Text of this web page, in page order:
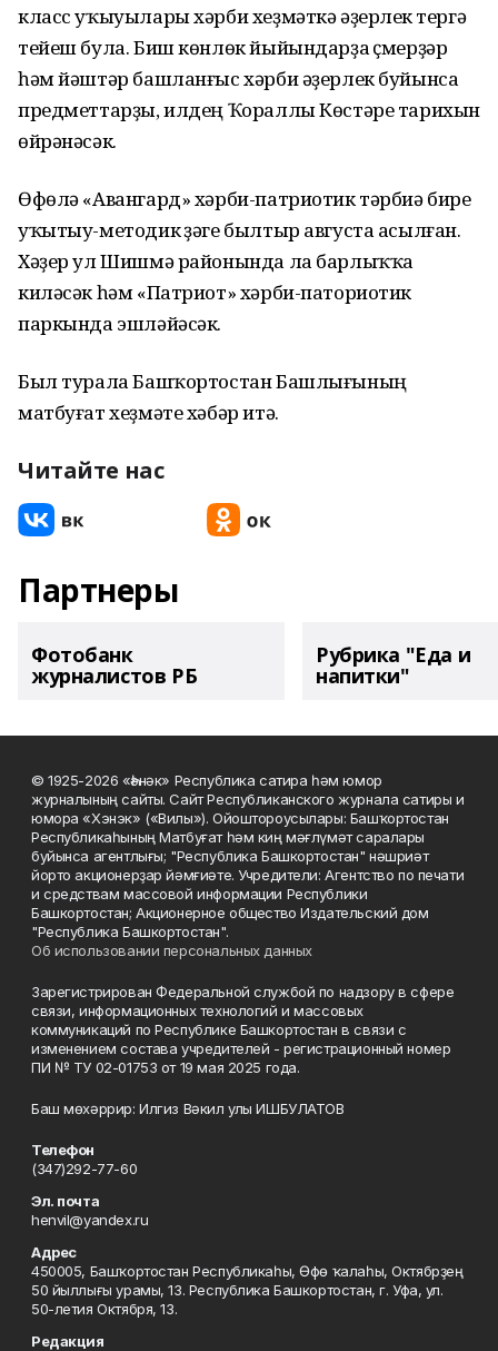
класс уҡыуылары хәрби хеҙмәткә әҙерлек үтергә
тейеш була. Биш көнлөк йыйындарҙа үҫмерҙәр
һәм йәштәр башланғыс хәрби әҙерлек буйынса
предметтарҙы, илдең Ҡораллы Көстәре тарихын
өйрәнәсәк.
Өфөлә «Авангард» хәрби-патриотик тәрбиә биреү
уҡытыу-методик үҙәге былтыр августа асылған.
Хәҙер ул Шишмә районында ла барлыҡҡа
киләсәк һәм «Патриот» хәрби-паториотик
паркында эшләйәсәк.
Был турала Башҡортостан Башлығының
матбуғат хеҙмәте хәбәр итә.
Читайте нас
Партнеры
Фотобанк
журналистов РБ
Рубрика "Еда и
напитки"
© 1925-2026 «Һәнәк» Республика сатира һәм юмор
журналының сайты. Сайт Республиканского журнала сатиры и
юмора «Хэнэк» («Вилы»). Ойоштороусылары: Башҡортостан
Республикаһының Матбуғат һәм киң мәғлүмәт саралары
буйынса агентлығы; "Республика Башкортостан" нәшриәт
йорто акционерҙар йәмғиәте. Учредители: Агентство по печати
и средствам массовой информации Республики
Башкортостан; Акционерное общество Издательский дом
"Республика Башкортостан".
Об использовании персональных данных
Зарегистрирован Федеральной службой по надзору в сфере
связи, информационных технологий и массовых
коммуникаций по Республике Башкортостан в связи с
изменением состава учредителей - регистрационный номер
ПИ № ТУ 02-01753 от 19 мая 2025 года.
Баш мөхәррир: Илгиз Вәкил улы ИШБУЛАТОВ
Телефон
(347)292-77-60
Эл. почта
henvil@yandex.ru
Адрес
450005, Башҡортостан Республикаһы, Өфө ҡалаһы, Октябрҙең
50 йыллығы урамы, 13. Республика Башкортостан, г. Уфа, ул.
50-летия Октября, 13.
Редакция